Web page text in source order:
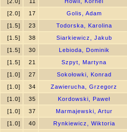
[2.0] 17
Golis, Adam
[1.5] 23
Todorska, Karolina
[1.5] 38
Siarkiewicz, Jakub
[1.5] 30
Lebioda, Dominik
[1.5] 21
Szpyt, Martyna
[1.0] 27
Sokołowki, Konrad
[1.0] 34
Zawierucha, Grzegorz
[1.0] 35
Kordowski, Paweł
[1.0] 37
Marmajewski, Artur
[1.0] 40
Rynkiewicz, Wiktoria